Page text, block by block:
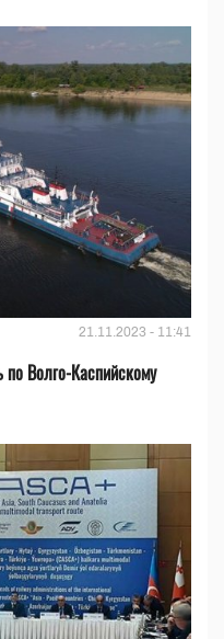
21.11.2023 - 11:41
по Волго-Каспийскому